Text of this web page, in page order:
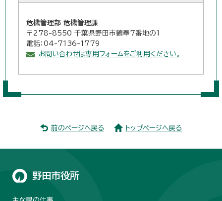
危機管理部 危機管理課
〒278-8550 千葉県野田市鶴奉7番地の1
電話：04-7136-1779
お問い合わせは専用フォームをご利用ください。
前のページへ戻る トップページへ戻る
野田市役所